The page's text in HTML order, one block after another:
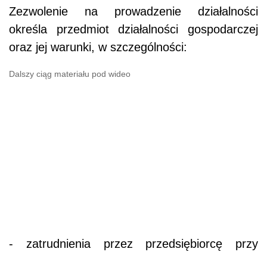
Zezwolenie na prowadzenie działalności
określa przedmiot działalności gospodarczej
oraz jej warunki, w szczególności:
Dalszy ciąg materiału pod wideo
- zatrudnienia przez przedsiębiorcę przy